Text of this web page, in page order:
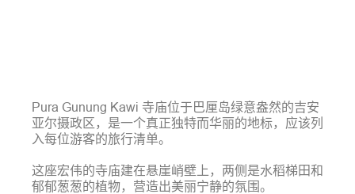
Pura Gunung Kawi 寺庙位于巴厘岛绿意盎然的吉安
亚尔摄政区，是一个真正独特而华丽的地标，应该列
入每位游客的旅行清单。
这座宏伟的寺庙建在悬崖峭壁上，两侧是水稻梯田和
郁郁葱葱的植物，营造出美丽宁静的氛围。